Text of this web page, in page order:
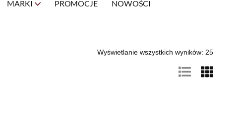
MARKI PROMOCJE NOWOŚCI
Wyświetlanie wszystkich wyników: 25